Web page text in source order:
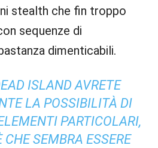
stealth che fin troppo
sequenze di
dimenticabili.
ISLAND AVRETE
LA POSSIBILITÀ DI
PARTICOLARI,
SEMBRA ESSERE